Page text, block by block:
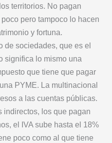
territorios. No pagan
pero tampoco lo hacen
y fortuna.
de sociedades, que es el
significa lo mismo una
que tiene que pagar
PYME. La multinacional
a las cuentas públicas.
indirectos, los que pagan
el IVA sube hasta el 18%
poco como al que tiene